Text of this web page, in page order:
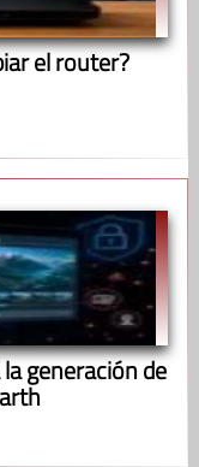
el router?
generación de